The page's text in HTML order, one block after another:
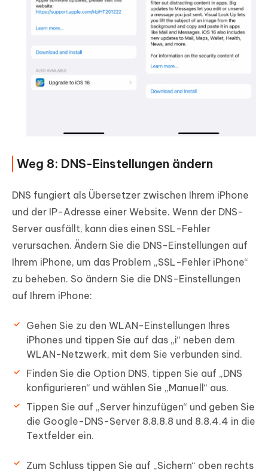
Weg 8: DNS-Einstellungen ändern
DNS fungiert als Übersetzer zwischen Ihrem iPhone
und der IP-Adresse einer Website. Wenn der DNS-
Server ausfällt, kann dies einen SSL-Fehler
verursachen. Ändern Sie die DNS-Einstellungen auf
Ihrem iPhone, um das Problem „SSL-Fehler iPhone“
zu beheben. So ändern Sie die DNS-Einstellungen
auf Ihrem iPhone:
Gehen Sie zu den WLAN-Einstellungen Ihres
iPhones und tippen Sie auf das „i“ neben dem
WLAN-Netzwerk, mit dem Sie verbunden sind.
Finden Sie die Option DNS, tippen Sie auf „DNS
konfigurieren“ und wählen Sie „Manuell“ aus.
Tippen Sie auf „Server hinzufügen“ und geben Sie
die Google-DNS-Server 8.8.8.8 und 8.8.4.4 in die
Textfelder ein.
Zum Schluss tippen Sie auf „Sichern“ oben rechts